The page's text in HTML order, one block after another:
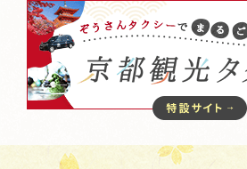
採用情報
お問い合わせ